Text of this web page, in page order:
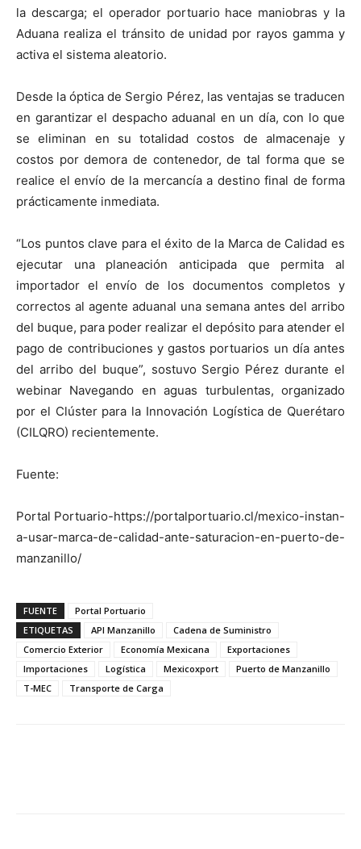
la descarga; el operador portuario hace maniobras y la
Aduana realiza el tránsito de unidad por rayos gamma y
activa el sistema aleatorio.
Desde la óptica de Sergio Pérez, las ventajas se traducen
en garantizar el despacho aduanal en un día, con lo que
se eliminan en su totalidad costos de almacenaje y
costos por demora de contenedor, de tal forma que se
realice el envío de la mercancía a destino final de forma
prácticamente inmediata.
“Los puntos clave para el éxito de la Marca de Calidad es
ejecutar una planeación anticipada que permita al
importador el envío de los documentos completos y
correctos al agente aduanal una semana antes del arribo
del buque, para poder realizar el depósito para atender el
pago de contribuciones y gastos portuarios un día antes
del arribo del buque”, sostuvo Sergio Pérez durante el
webinar Navegando en aguas turbulentas, organizado
por el Clúster para la Innovación Logística de Querétaro
(CILQRO) recientemente.
Fuente:
Portal Portuario-https://portalportuario.cl/mexico-instan-
a-usar-marca-de-calidad-ante-saturacion-en-puerto-de-
manzanillo/
FUENTE
Portal Portuario
ETIQUETAS
API Manzanillo
Cadena de Suministro
Comercio Exterior
Economía Mexicana
Exportaciones
Importaciones
Logística Mexicoxport
Puerto de Manzanillo
T-MEC
Transporte de Carga